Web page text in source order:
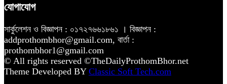
যোগাযোগ
সার্কুলেশন ও বিজ্ঞাপন : ০১৭২৭৬৬১৮৬১ । বিজ্ঞাপন :
addprothombhor@gmail.com, বার্তা :
prothombhor1@gmail.com
© All rights reserved ©TheDailyProthomBhor.net
Theme Developed BY Classic Soft Tech.com